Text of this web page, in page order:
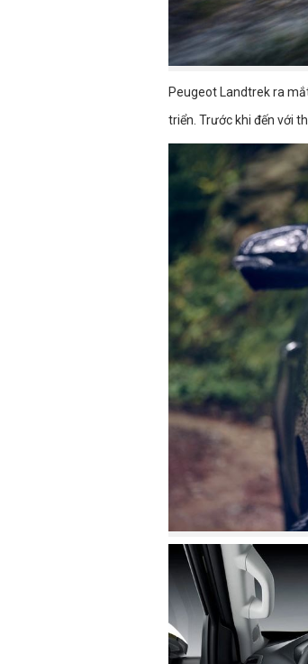
Peugeot Landtrek ra
triển. Trước khi đến với